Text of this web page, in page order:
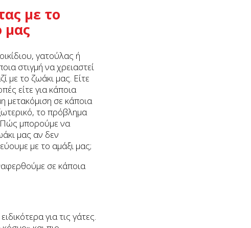
με το
μας
γατούλας ή
στιγμή να χρειαστεί
με το ζωάκι μας. Είτε
είτε για κάποια
μετακόμιση σε κάποια
το πρόβλημα
Πώς μπορούμε να
μας αν δεν
με το αμάξι μας;
σε κάποια
για τις γάτες.